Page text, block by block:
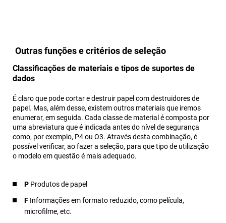
Outras funções e critérios de seleção
Classificações de materiais e tipos de suportes de
dados
É claro que pode cortar e destruir papel com destruidores de
papel. Mas, além desse, existem outros materiais que iremos
enumerar, em seguida. Cada classe de material é composta por
uma abreviatura que é indicada antes do nível de segurança
como, por exemplo, P4 ou O3. Através desta combinação, é
possível verificar, ao fazer a seleção, para que tipo de utilização
o modelo em questão é mais adequado.
P Produtos de papel
F Informações em formato reduzido, como película,
microfilme, etc.